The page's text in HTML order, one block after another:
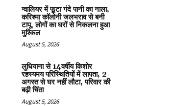
ग्वालियर में फूटा गंदे पानी का नाला,
करिश्मा कॉलोनी जलभराव से बनी
टापू, लोगों का घरों से निकलना हुआ
मुश्किल
August 5, 2026
लुधियाना से 14वर्षीय किशोर
रहस्यमय परिस्थितियों में लापता, 2
अगस्त से घर नहीं लौटा, परिवार की
बढ़ी चिंता
August 5, 2026